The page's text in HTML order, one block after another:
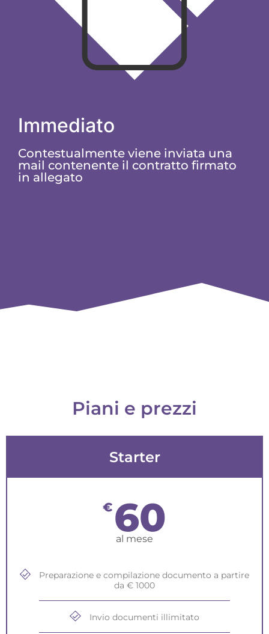
Immediato
Contestualmente viene inviata una
mail contenente il contratto firmato
in allegato
Piani e prezzi
Starter
€ 60
al mese
Preparazione e compilazione documento a partire
da € 1000
Invio documenti illimitato